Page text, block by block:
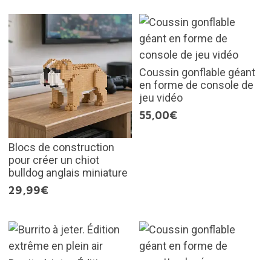
Blocs de construction
pour créer un chiot
bulldog anglais miniature
29,99€
Coussin gonflable géant
en forme de console de
jeu vidéo
55,00€